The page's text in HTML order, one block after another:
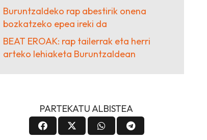
Buruntzaldeko rap abestirik onena
bozkatzeko epea ireki da
BEAT EROAK: rap tailerrak eta herri
arteko lehiaketa Buruntzaldean
PARTEKATU ALBISTEA